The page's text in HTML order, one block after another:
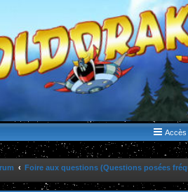
Accès
Foire aux questions (Questions posées